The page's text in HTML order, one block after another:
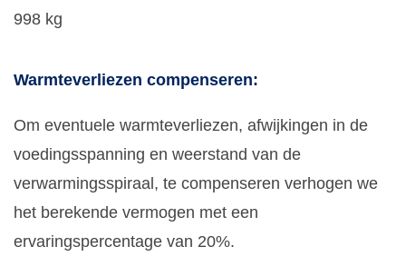
998 kg
Warmteverliezen compenseren:
Om eventuele warmteverliezen, afwijkingen in de
voedingsspanning en weerstand van de
verwarmingsspiraal, te compenseren verhogen we
het berekende vermogen met een
ervaringspercentage van 20%.